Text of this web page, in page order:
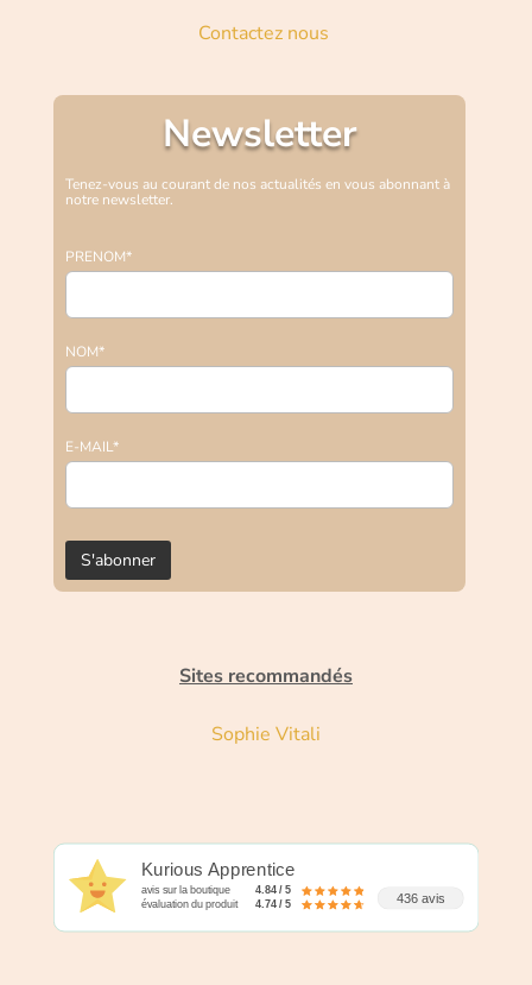
Contactez nous
Newsletter
Tenez-vous au courant de nos actualités en vous abonnant à
notre newsletter.
PRENOM*
NOM*
E-MAIL*
Sites recommandés
Sophie Vitali
Kurious Apprentice
avis sur la boutique
4.84 / 5
évaluation du produit
4.74 / 5 436 avis